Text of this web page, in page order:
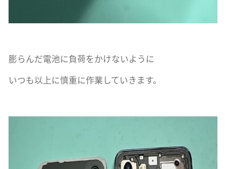
膨らんだ電池に負荷をかけないように
いつも以上に慎重に作業していきます。